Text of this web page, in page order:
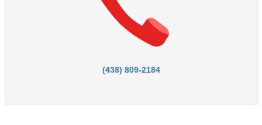
(438) 809-2184